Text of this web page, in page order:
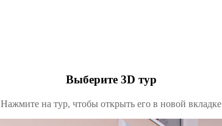
Выберите 3D тур
Нажмите на тур, чтобы открыть его в новой вкладке